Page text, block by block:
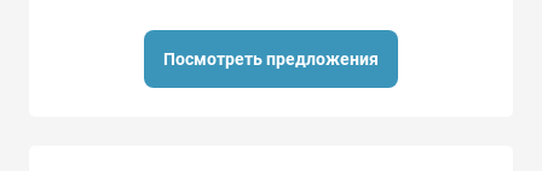
Посмотреть предложения